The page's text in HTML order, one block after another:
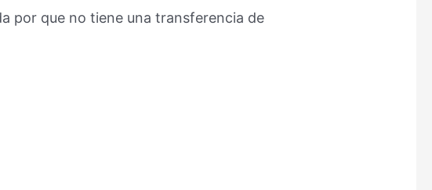
por que no tiene una transferencia de